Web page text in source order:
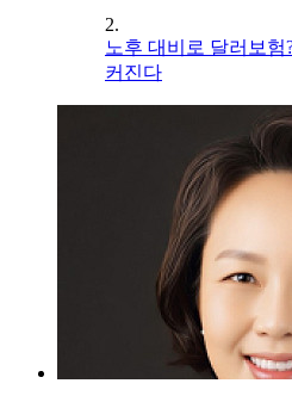
2.
노후 대비로 달러보
커진다